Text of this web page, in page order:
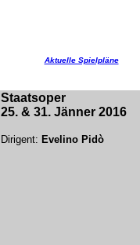
Aktuelle Spielpläne
Staatsoper
25. & 31. Jänner 2016
Dirigent: Evelino Pidò